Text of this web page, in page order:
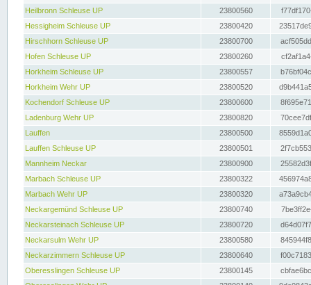
Heilbronn Schleuse UP
23800560
Hessigheim Schleuse UP
23800420
Hirschhorn Schleuse UP
23800700
Hofen Schleuse UP
23800260
Horkheim Schleuse UP
23800557
Horkheim Wehr UP
23800520
Kochendorf Schleuse UP
23800600
Ladenburg Wehr UP
23800820
Lauffen
23800500
Lauffen Schleuse UP
23800501
Mannheim Neckar
23800900
Marbach Schleuse UP
23800322
Marbach Wehr UP
23800320
Neckargemünd Schleuse UP
23800740
Neckarsteinach Schleuse UP
23800720
Neckarsulm Wehr UP
23800580
Neckarzimmern Schleuse UP
23800640
Oberesslingen Schleuse UP
23800145